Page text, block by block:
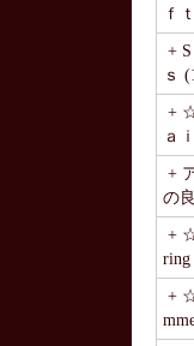
ｆ
+
ｓ
+
ａ
+
の
+
ring
+